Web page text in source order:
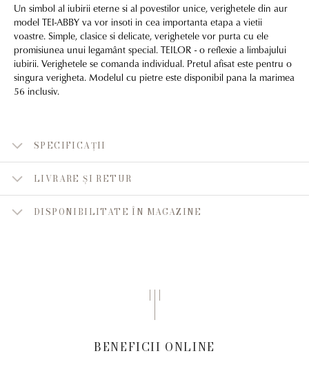
Un simbol al iubirii eterne si al povestilor unice, verighetele din aur
model TEI-ABBY va vor insoti in cea importanta etapa a vietii
voastre. Simple, clasice si delicate, verighetele vor purta cu ele
promisiunea unui legamânt special. TEILOR - o reflexie a limbajului
iubirii. Verighetele se comanda individual. Pretul afisat este pentru o
singura verigheta. Modelul cu pietre este disponibil pana la marimea
56 inclusiv.
SPECIFICAȚII
LIVRARE ȘI RETUR
DISPONIBILITATE ÎN MAGAZINE
BENEFICII ONLINE